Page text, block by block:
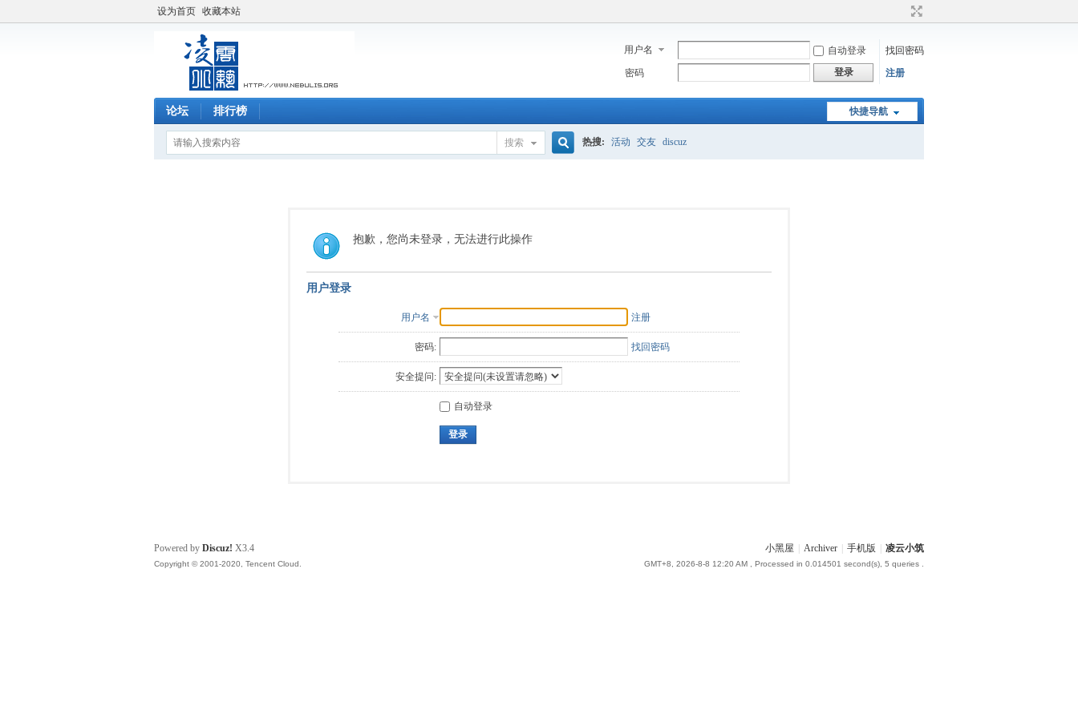
设为首页 收藏本站
用户名 自动登录
找回密码
密码
登录 注册
快捷导航
论坛 排行榜
搜索 热搜: 活动 交友 discuz
抱歉，您尚未登录，无法进行此操作
用户登录
用户名 注册
密码: 找回密码
安全提问:
自动登录
登录
小黑屋 Archiver 手机版 凌云小筑
GMT+8, 2026-8-8 12:20 AM , Processed in 0.014501 second(s), 5 queries .
Powered by Discuz! X3.4
Copyright © 2001-2020, Tencent Cloud.